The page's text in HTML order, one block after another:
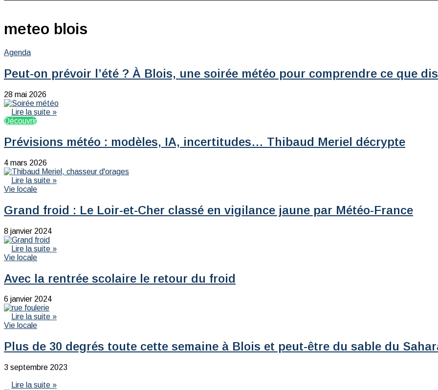
meteo blois
Agenda
Peut-on prévoir l’été ? À Blois, une soirée météo pour comprendre ce que
28 mai 2026
Lire la suite »
Découvrir
Prévisions météo : modèles, IA, incertitudes… Thibaud Meriel décrypte
4 mars 2026
Lire la suite »
Vie locale
Grand froid : Le Loir-et-Cher classé en vigilance jaune par Météo-France
8 janvier 2024
Lire la suite »
Vie locale
Avec la rentrée scolaire le retour du froid
6 janvier 2024
Lire la suite »
Vie locale
Plus de 30 degrés toute cette semaine à Blois et peut-être du sable du
3 septembre 2023
Lire la suite »